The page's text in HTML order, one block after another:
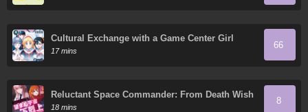
Cultural Exchange with a Game Center Girl
17 mins
66
Reluctant Space Commander: From Death Wish
to Galactic Hero!
18 mins
8